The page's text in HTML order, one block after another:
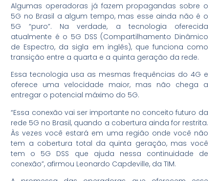
Algumas operadoras já fazem propagandas sobre o
5G no Brasil a algum tempo, mas esse ainda não é o
5G “puro”. Na verdade, a tecnologia oferecida
atualmente é o 5G DSS (Compartilhamento Dinâmico
de Espectro, da sigla em inglês), que funciona como
transição entre a quarta e a quinta geração da rede.
Essa tecnologia usa as mesmas frequências do 4G e
oferece uma velocidade maior, mas não chega a
entregar o potencial máximo do 5G.
“Essa conexão vai ser importante no conceito futuro da
rede 5G no Brasil, quando a cobertura ainda for restrita.
Às vezes você estará em uma região onde você não
tem a cobertura total da quinta geração, mas você
tem o 5G DSS que ajuda nessa continuidade de
conexão”, afirmou Leonardo Capdeville, da TIM.